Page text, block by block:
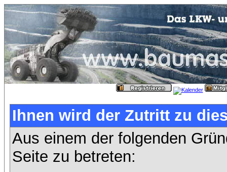
Ihnen wird der Zutritt zu
Aus einem der folgenden
Seite zu betreten: